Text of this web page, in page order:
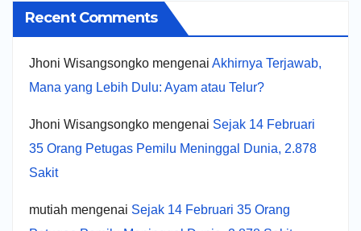
Recent Comments
Jhoni Wisangsongko mengenai Akhirnya Terjawab,
Mana yang Lebih Dulu: Ayam atau Telur?
Jhoni Wisangsongko mengenai Sejak 14 Februari
35 Orang Petugas Pemilu Meninggal Dunia, 2.878
Sakit
mutiah mengenai Sejak 14 Februari 35 Orang